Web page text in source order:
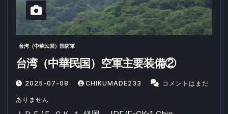
台湾（中華民国）国防軍
台湾（中華民国）空軍主要装備②
2025-07-08 CHIKUMADE233 コメントはまだ
ありません